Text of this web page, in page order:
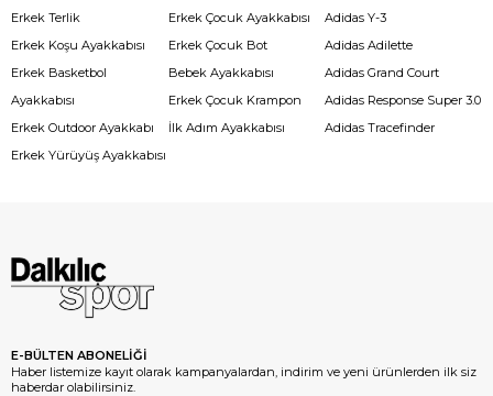
Erkek Terlik
Erkek Koşu Ayakkabısı
Erkek Basketbol
Ayakkabısı
Erkek Outdoor Ayakkabı
Erkek Yürüyüş Ayakkabısı
Erkek Çocuk Ayakkabısı
Erkek Çocuk Bot
Bebek Ayakkabısı
Erkek Çocuk Krampon
İlk Adım Ayakkabısı
Adidas Y-3
Adidas Adilette
Adidas Grand Court
Adidas Response Super 3.0
Adidas Tracefinder
E-BÜLTEN ABONELİĞİ
Haber listemize kayıt olarak kampanyalardan, indirim ve yeni ürünlerden ilk siz
haberdar olabilirsiniz.